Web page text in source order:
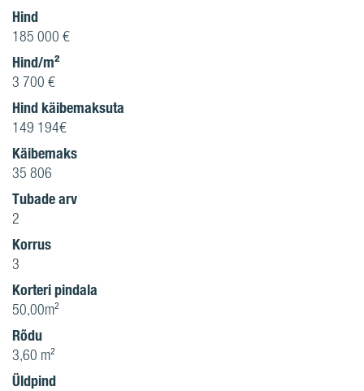
Hind
185 000 €
Hind/m²
3 700 €
Hind käibemaksuta
149 194€
Käibemaks
35 806
Tubade arv
2
Korrus
3
Korteri pindala
50,00m²
Rõdu
3,60 m²
Üldpind